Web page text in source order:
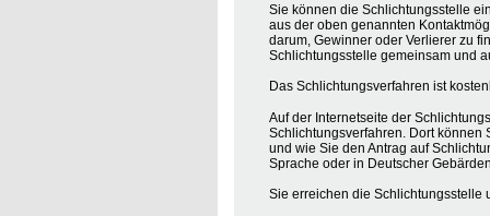
Sie können die Schlichtungsstelle
aus der oben genannten
darum, Gewinner oder Verlierer zu
Schlichtungsstelle gemeinsam und
Das Schlichtungsverfahren ist
Auf der Internetseite der
Schlichtungsverfahren. Dort können
und wie Sie den Antrag auf
Sprache oder in Deutscher
Sie erreichen die Schlichtungsstelle